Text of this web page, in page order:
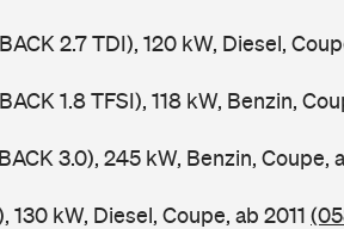
2.7 TDI), 120 kW, Diesel,
1.8 TFSI), 118 kW, Benzin,
3.0), 245 kW, Benzin, Coupe,
130 kW, Diesel, Coupe, ab 2011